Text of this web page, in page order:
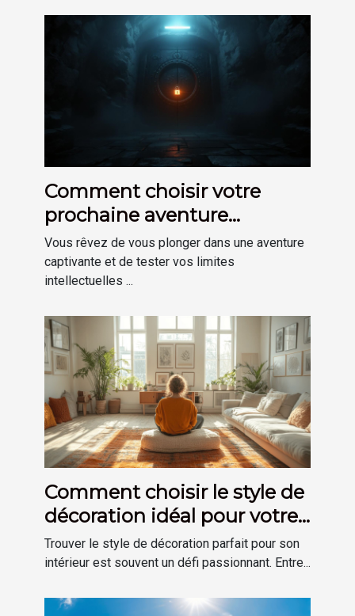
Comment choisir votre
prochaine aventure
d'escape game immersive
Vous rêvez de vous plonger dans une aventure
captivante et de tester vos limites
intellectuelles ...
Comment choisir le style de
décoration idéal pour votre
maison
Trouver le style de décoration parfait pour son
intérieur est souvent un défi passionnant. Entre...